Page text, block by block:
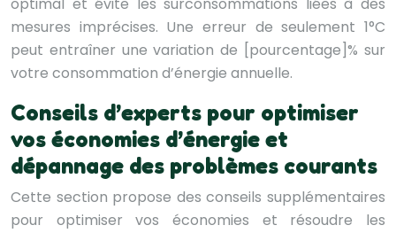
optimal et évite les surconsommations liées à des
mesures imprécises. Une erreur de seulement 1°C
peut entraîner une variation de [pourcentage]% sur
votre consommation d’énergie annuelle.
Conseils d’experts pour optimiser
vos économies d’énergie et
dépannage des problèmes courants
Cette section propose des conseils supplémentaires
pour optimiser vos économies et résoudre les